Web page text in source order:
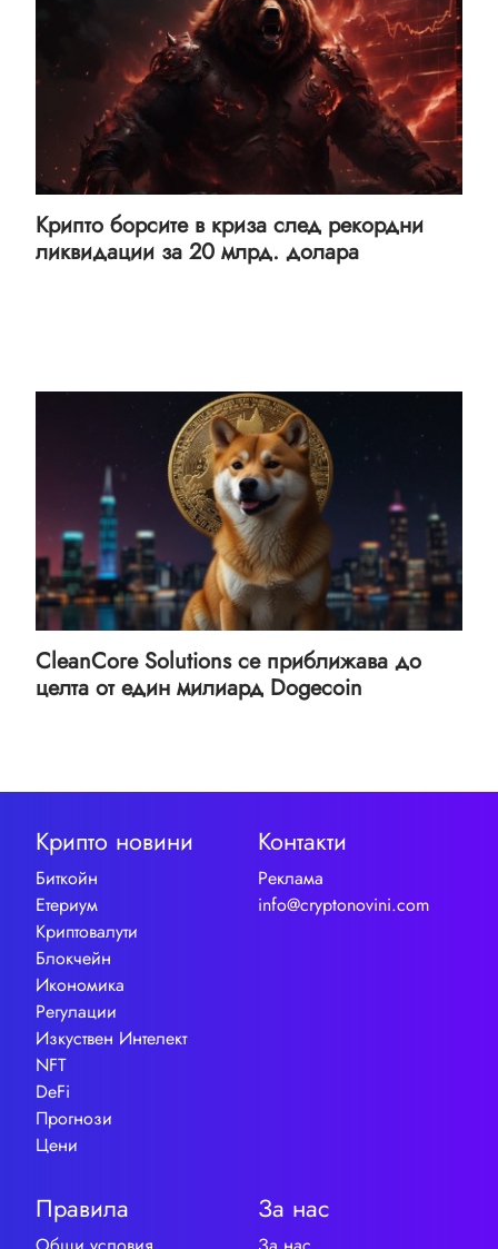
Крипто борсите в криза след рекордни
ликвидации за 20 млрд. долара
CleanCore Solutions се приближава до
целта от един милиард Dogecoin
Крипто новини
Биткойн
Етериум
Криптовалути
Блокчейн
Икономика
Регулации
Изкуствен Интелект
NFT
DeFi
Прогнози
Цени
Контакти
Реклама
info@cryptonovini.com
Правила За нас